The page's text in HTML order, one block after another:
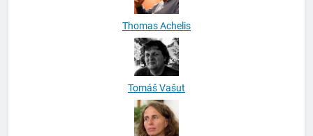
Tomáš Vašut
Tompa Andrea